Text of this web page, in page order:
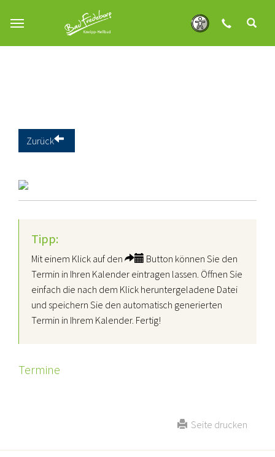
Zurück
Tipp:
Mit einem Klick auf den
Button können Sie den
Termin in Ihren Kalender eintragen lassen. Öffnen Sie
einfach die nach dem Klick heruntergeladene Datei
und speichern Sie den automatisch generierten
Termin in Ihrem Kalender. Fertig!
Termine
Seite drucken